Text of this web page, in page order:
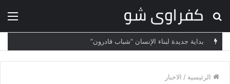
بحث
عن
الرئيسية / الاخبار